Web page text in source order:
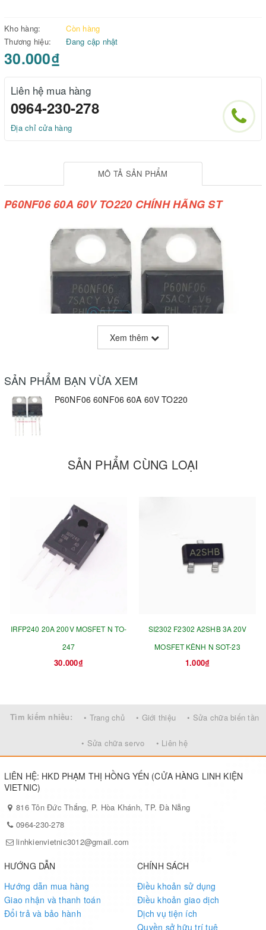
Kho hàng:
Còn hàng
Thương hiệu:
Đang cập nhật
30.000₫
Liên hệ mua hàng
0964-230-278
Địa chỉ cửa hàng
MÔ TẢ SẢN PHẨM
P60NF06 60A 60V TO220 CHÍNH HÃNG ST
Xem thêm
SẢN PHẨM BẠN VỪA XEM
P60NF06 60NF06 60A 60V TO220
SẢN PHẨM CÙNG LOẠI
IRFP240 20A 200V MOSFET N TO-
247
30.000₫
SI2302 F2302 A2SHB 3A 20V
MOSFET KÊNH N SOT-23
1.000₫
Tìm kiếm nhiều: • Trang chủ • Giới thiệu • Sửa chữa biến tần
• Sửa chữa servo • Liên hệ
LIÊN HỆ: HKD PHẠM THỊ HỒNG YẾN (CỬA HÀNG LINH KIỆN
VIETNIC)
816 Tôn Đức Thắng, P. Hòa Khánh, TP. Đà Nẵng
0964-230-278
linhkienvietnic3012@gmail.com
HƯỚNG DẪN
Hướng dẫn mua hàng
Giao nhận và thanh toán
Đổi trả và bảo hành
CHÍNH SÁCH
Điều khoản sử dụng
Điều khoản giao dịch
Dịch vụ tiện ích
Quyền sở hữu trí tuệ